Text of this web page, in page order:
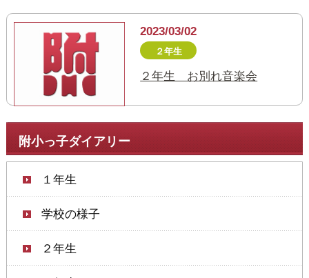
附小っ子ダイアリー
１年生
学校の様子
２年生
2023/03/02
２年生
２年生 お別れ音楽会